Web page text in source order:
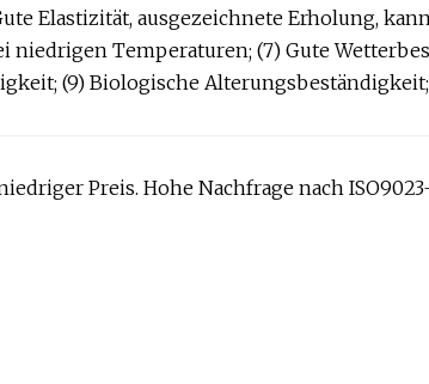
Elastizität, ausgezeichnete Erholung,
niedrigen Temperaturen; (7) Gute
(9) Biologische
Preis. Hohe Nachfrage nach